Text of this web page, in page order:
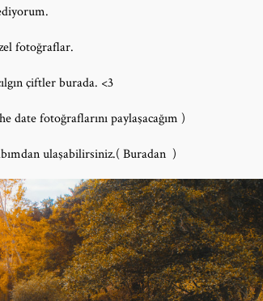
fotoğraflar.
çiftler burada. <3
date fotoğraflarını paylaşacağım )
ulaşabilirsiniz.(Buradan )